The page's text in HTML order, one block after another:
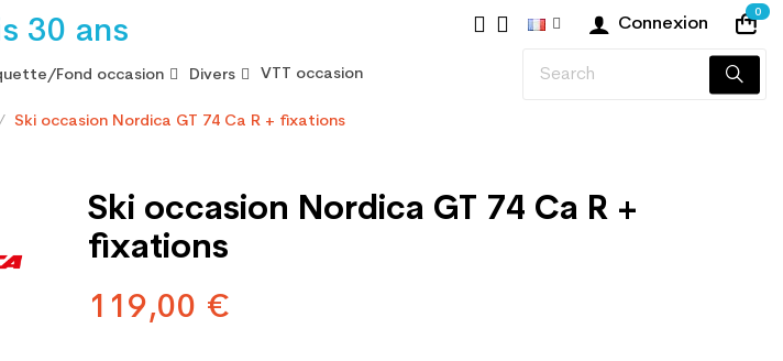
30 ans Connexion
0
Fond occasion Divers VTT occasion
Ski occasion Nordica GT 74 Ca R + fixations
Ski occasion Nordica GT 74 Ca R +
fixations
119,00 €